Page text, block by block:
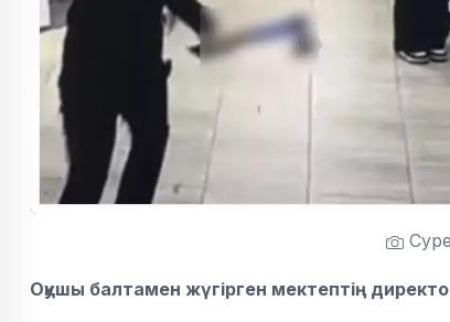
Оқушы балтамен жүгірген мектептің